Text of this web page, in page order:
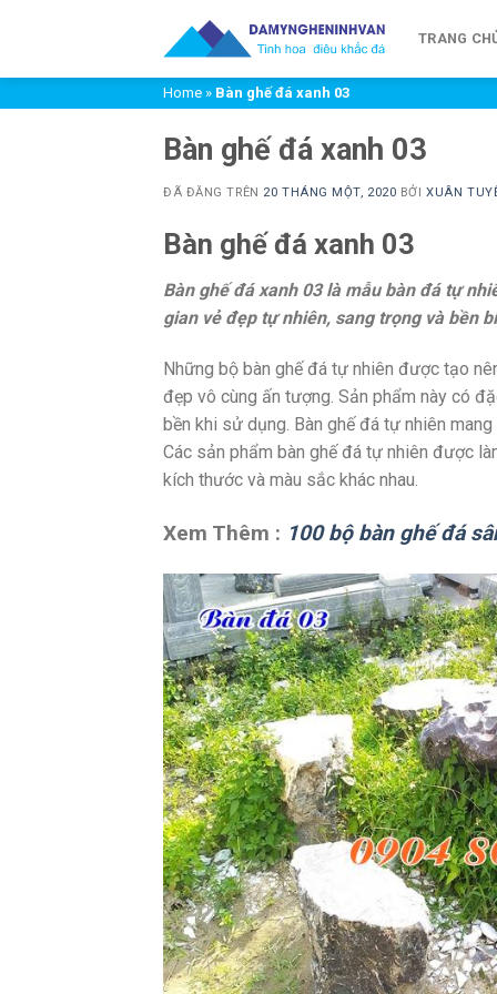
TRANG
Home » Bàn ghế đá xanh 03
Bàn ghế đá xanh 03
ĐÃ ĐĂNG TRÊN 20 THÁNG MỘT, 2020 BỞIXUÂN
Bàn ghế đá xanh 03
Bàn ghế đá xanh 03 là mẫu bàn đá tự
gian vẻ đẹp tự nhiên, sang trọng và bền
Những bộ bàn ghế đá tự nhiên được tạo
đẹp vô cùng ấn tượng. Sản phẩm này có
bền khi sử dụng. Bàn ghế đá tự nhiên
Các sản phẩm bàn ghế đá tự nhiên được
kích thước và màu sắc khác nhau.
Xem Thêm : 100 bộ bàn ghế đá